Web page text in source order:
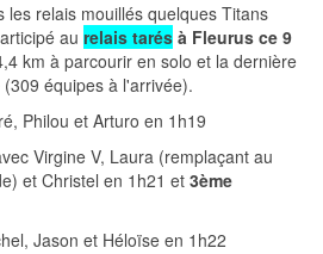
les relais mouillés quelques Titans
au relais tarés à Fleurus ce 9
km à parcourir en solo et la dernière
équipes à l'arrivée).
Philou et Arturo en 1h19
Virgine V, Laura (remplaçant au
et Christel en 1h21 et 3ème
Jason et Héloïse en 1h22